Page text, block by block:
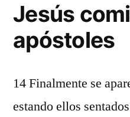
Jesús
apóstoles
14 Finalmente se
estando ellos